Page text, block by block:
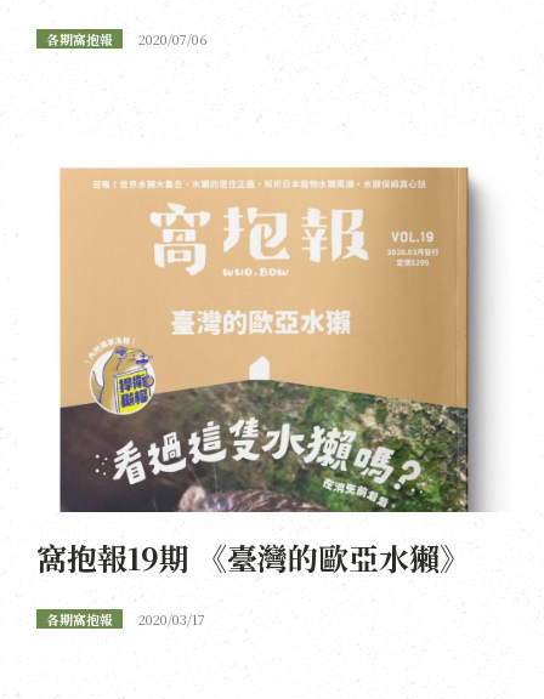
各期窩抱報 2020/07/06
窩抱報19期 《臺灣的歐亞水獺》
各期窩抱報 2020/03/17